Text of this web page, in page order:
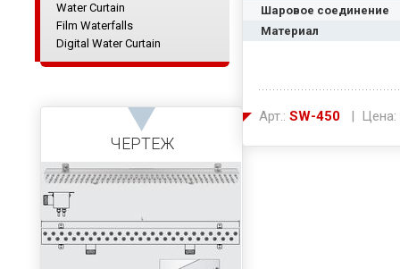
Шаровое соединение
Материал
Арт.: SW-450 | Цена:
Water Curtain
Film Waterfalls
Digital Water Curtain
ЧЕРТЕЖ